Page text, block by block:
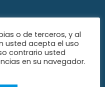
o de terceros, y al
usted acepta el uso
contrario usted
en su navegador.